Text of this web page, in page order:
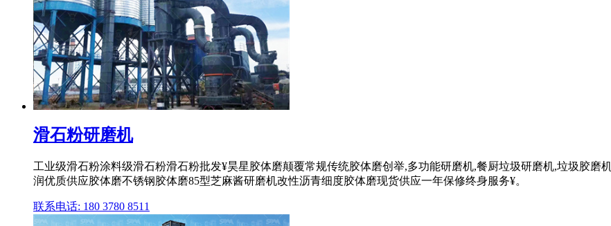
滑石粉研磨机
工业级滑石粉涂料级滑石粉滑石粉批发¥昊星胶体磨颠覆常规传统胶体磨创举,多功能研磨机,餐厨垃圾研磨机,垃圾胶磨
润优质供应胶体磨不锈钢胶体磨85型芝麻酱研磨机改性沥青细度胶体磨现货供应一年保修终身服务¥。
联系电话: 180 3780 8511